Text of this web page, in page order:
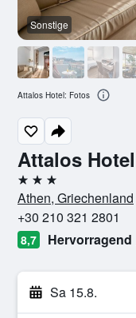
Attalos Hotel
3 Sterne
Athen, Griechenland
+30 210 321 2801
8,7 Hervorragend
Sa 15.8.
Sonstige
Attalos Hotel: Fotos